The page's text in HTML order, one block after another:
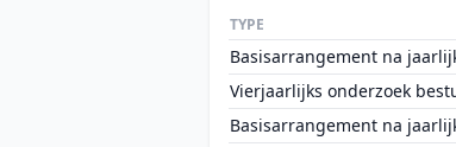
TYPE
Basisarrangement na
Vierjaarlijks onderzoek
Basisarrangement na